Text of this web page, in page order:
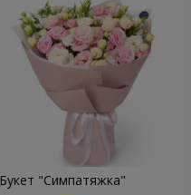
Букет "Симпатяжка"